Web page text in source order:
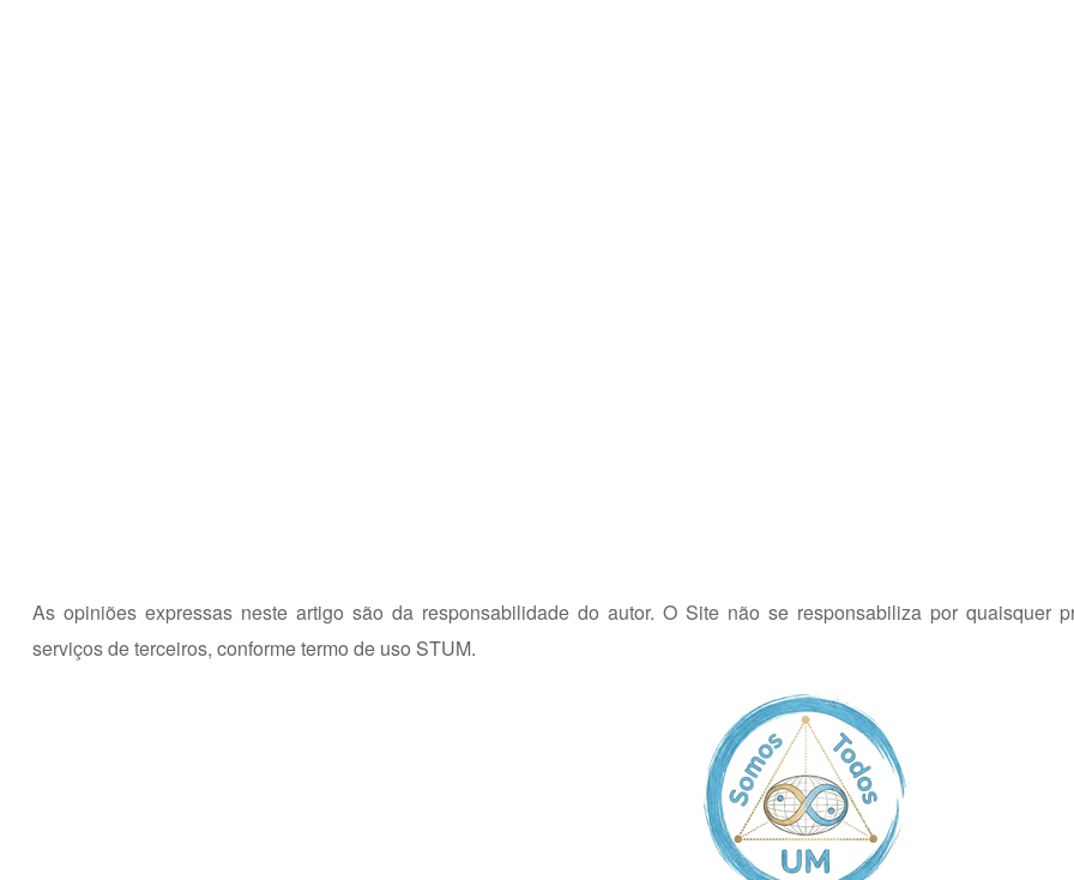
As opiniões expressas neste artigo são da responsabilidade do autor. O Site não se responsabiliza por quaisquer
serviços de terceiros, conforme termo de uso STUM.